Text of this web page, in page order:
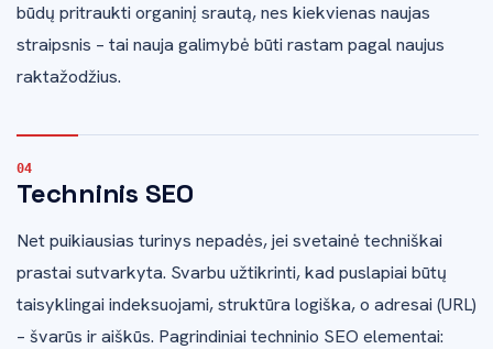
būdų pritraukti organinį srautą, nes kiekvienas naujas
straipsnis – tai nauja galimybė būti rastam pagal naujus
raktažodžius.
Techninis SEO
Net puikiausias turinys nepadės, jei svetainė techniškai
prastai sutvarkyta. Svarbu užtikrinti, kad puslapiai būtų
taisyklingai indeksuojami, struktūra logiška, o adresai (URL)
– švarūs ir aiškūs. Pagrindiniai techninio SEO elementai: